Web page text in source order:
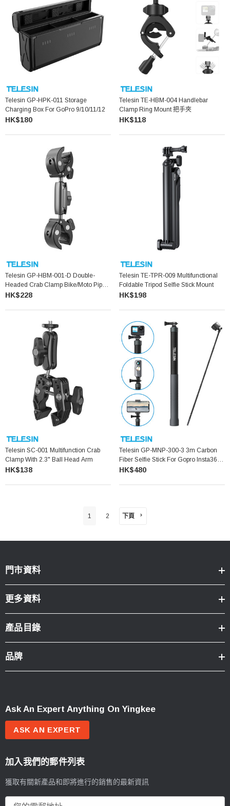
Telesin GP-HPK-011 Storage
Charging Box For GoPro 9/10/11/12
HK$180
Telesin TE-HBM-004 Handlebar
Clamp Ring Mount 把手夾
HK$118
Telesin GP-HBM-001-D Double-
Headed Crab Clamp Bike/Moto Pipe
Clamp
HK$228
Telesin TE-TPR-009 Multifunctional
Foldable Tripod Selfie Stick Mount
HK$198
Telesin SC-001 Multifunction Crab
Clamp With 2.3" Ball Head Arm
HK$138
Telesin GP-MNP-300-3 3m Carbon
Fiber Selfie Stick For Gopro Insta360
碳纖維自拍桿
HK$480
1 2 下頁
門市資料
更多資料
產品目錄
品牌
Ask An Expert Anything On Yingkee
ASK AN EXPERT
加入我們的郵件列表
獲取有關新產品和即將進行的銷售的最新資訊